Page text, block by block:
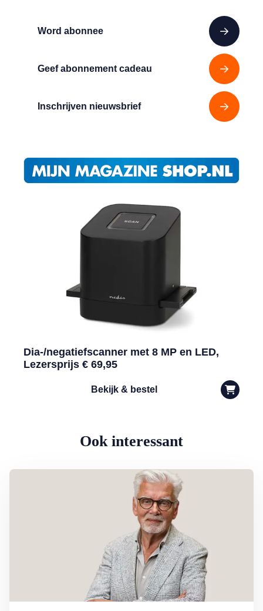
Word abonnee
Geef abonnement cadeau
Inschrijven nieuwsbrief
Dia-/negatiefscanner met 8 MP en LED,
Lezersprijs € 69,95
Bekijk & bestel
Ook interessant
Lees meer over Column Jan Slagter: Samen staan we sterk